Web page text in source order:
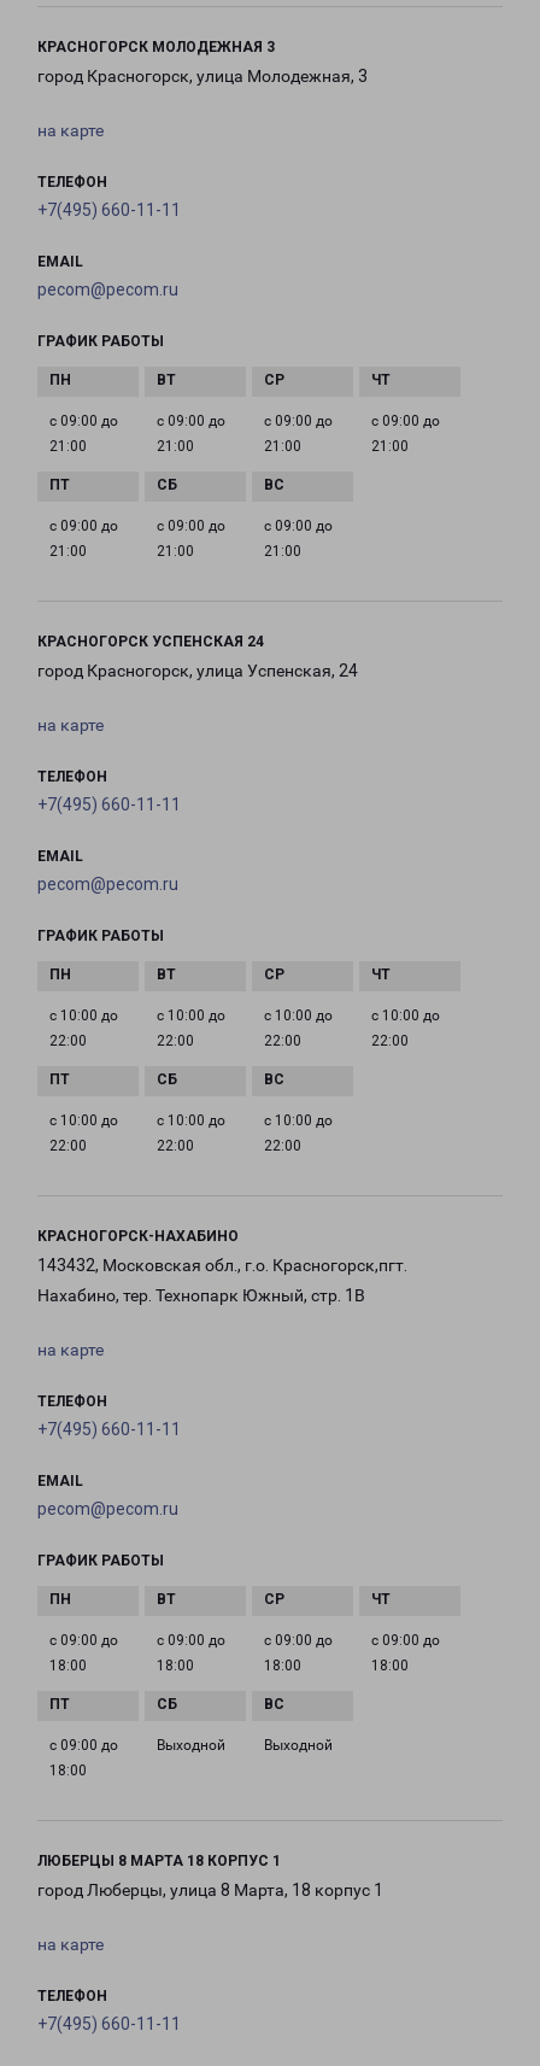
КРАСНОГОРСК МОЛОДЕЖНАЯ 3
город Красногорск, улица Молодежная, 3
на карте
ТЕЛЕФОН
+7(495) 660-11-11
EMAIL
pecom@pecom.ru
ГРАФИК РАБОТЫ
с 09:00 до
21:00
с 09:00 до
21:00
с 09:00 до
21:00
с 09:00 до
21:00
с 09:00 до
21:00
с 09:00 до
21:00
с 09:00 до
21:00
КРАСНОГОРСК УСПЕНСКАЯ 24
город Красногорск, улица Успенская, 24
на карте
ТЕЛЕФОН
+7(495) 660-11-11
EMAIL
pecom@pecom.ru
ГРАФИК РАБОТЫ
с 10:00 до
22:00
с 10:00 до
22:00
с 10:00 до
22:00
с 10:00 до
22:00
с 10:00 до
22:00
с 10:00 до
22:00
с 10:00 до
22:00
КРАСНОГОРСК-НАХАБИНО
143432, Московская обл., г.о. Красногорск,пгт.
Нахабино, тер. Технопарк Южный, стр. 1В
на карте
ТЕЛЕФОН
+7(495) 660-11-11
EMAIL
pecom@pecom.ru
ГРАФИК РАБОТЫ
с 09:00 до
18:00
с 09:00 до
18:00
с 09:00 до
18:00
с 09:00 до
18:00
с 09:00 до
18:00
Выходной Выходной
ЛЮБЕРЦЫ 8 МАРТА 18 КОРПУС 1
город Люберцы, улица 8 Марта, 18 корпус 1
на карте
ТЕЛЕФОН
+7(495) 660-11-11